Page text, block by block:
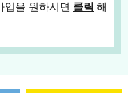
입을 원하시면 클릭 해